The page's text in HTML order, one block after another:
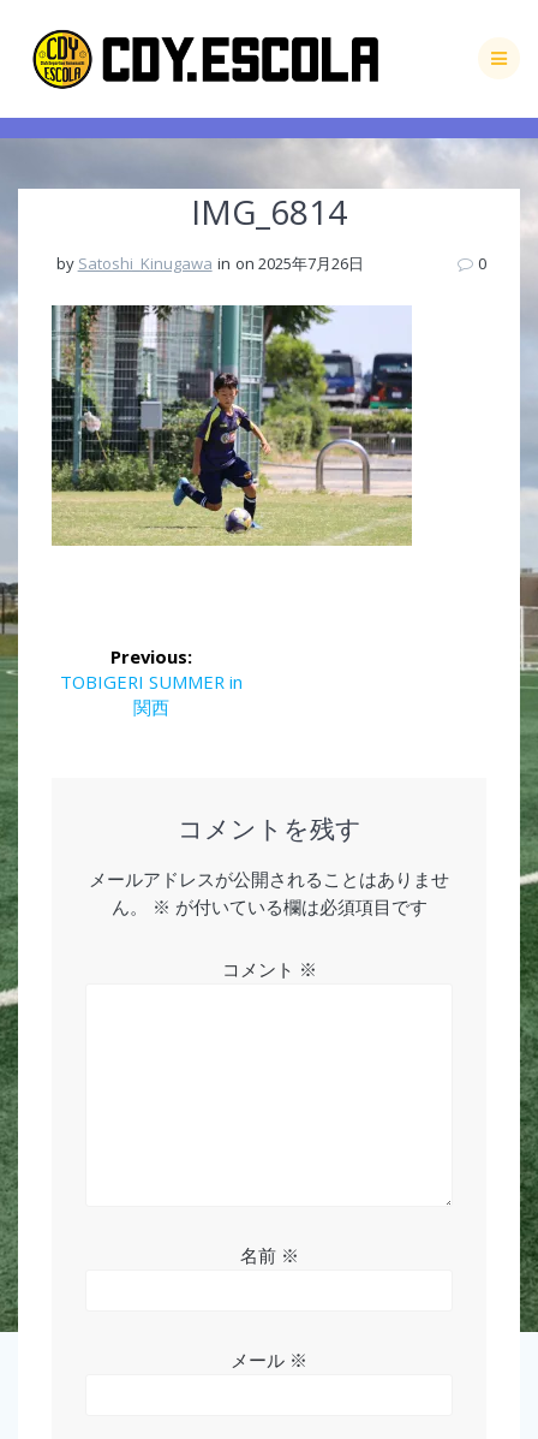
to
content
IMG_6814
by Satoshi_Kinugawa in on 2025年7月26日 0
投
稿
ナ
ビ
ゲ
ー
シ
ョ
ン
Previous:
Previous
TOBIGERI SUMMER in
関西
コメントを残す
メールアドレスが公開されることはありませ
ん。
※ が付いている欄は必須項目です
コメント ※
名前 ※
メール ※